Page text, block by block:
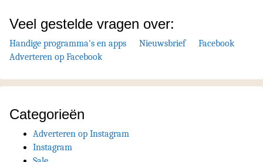
Veel gestelde vragen over:
Handige programma's en apps Nieuwsbrief
Facebook
Adverteren op Facebook
Categorieën
Adverteren op Instagram
Instagram